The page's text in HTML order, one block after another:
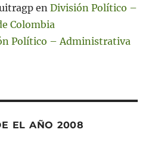
enDivisión Político –
Colombia
Político – Administrativa
EL AÑO 2008